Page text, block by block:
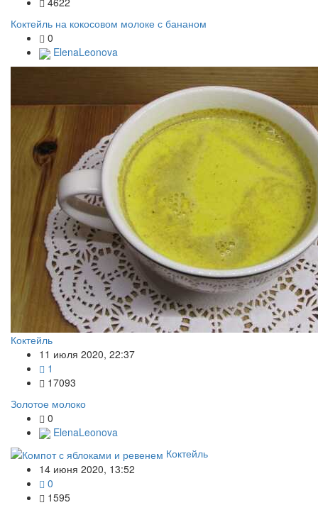
Коктейль на кокосовом молоке с бананом
0
ElenaLeonova
Коктейль
11 июля 2020, 22:37
1
17093
Золотое молоко
0
ElenaLeonova
Коктейль
14 июня 2020, 13:52
0
1595